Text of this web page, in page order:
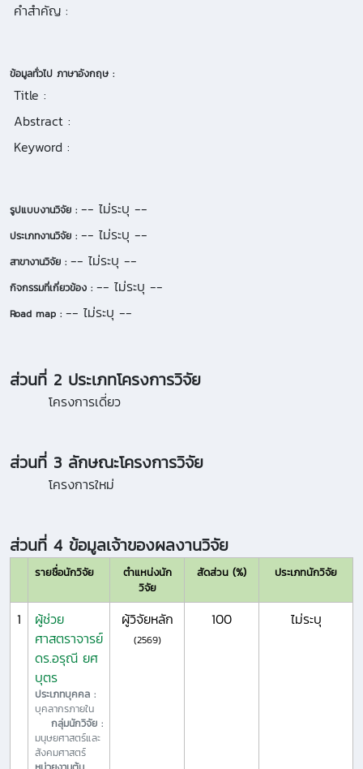
คำสำคัญ :
ข้อมูลทั่วไป ภาษาอังกฤษ :
Title :
Abstract :
Keyword :
รูปแบบงานวิจัย : -- ไม่ระบุ --
ประเภทงานวิจัย : -- ไม่ระบุ --
สาขางานวิจัย : -- ไม่ระบุ --
กิจกรรมที่เกี่ยวข้อง : -- ไม่ระบุ --
Road map : -- ไม่ระบุ --
ส่วนที่ 2 ประเภทโครงการวิจัย
โครงการเดี่ยว
ส่วนที่ 3 ลักษณะโครงการวิจัย
โครงการใหม่
ส่วนที่ 4 ข้อมูลเจ้าของผลงานวิจัย
รายชื่อนักวิจัย
ตำแหน่งนัก
วิจัย
สัดส่วน (%) ประเภทนักวิจัย
1
ผู้ช่วย
ศาสตราจารย์
ดร.อรุณี ยศ
บุตร
ประเภทบุคคล :
บุคลากรภายใน
กลุ่มนักวิจัย :
มนุษยศาสตร์และ
สังคมศาสตร์
ผู้วิจัยหลัก
(2569)
100 ไม่ระบุ